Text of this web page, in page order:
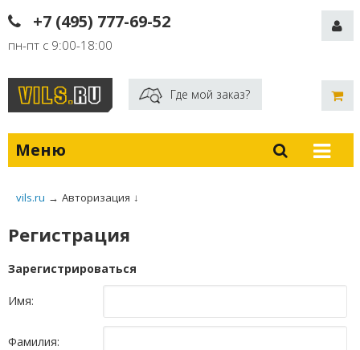
+7 (495) 777-69-52
пн-пт с 9:00-18:00
Где мой заказ?
Меню
vils.ru → Авторизация ↓
Регистрация
Зарегистрироваться
Имя:
Фамилия: